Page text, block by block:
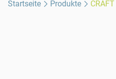
Startseite Produkte